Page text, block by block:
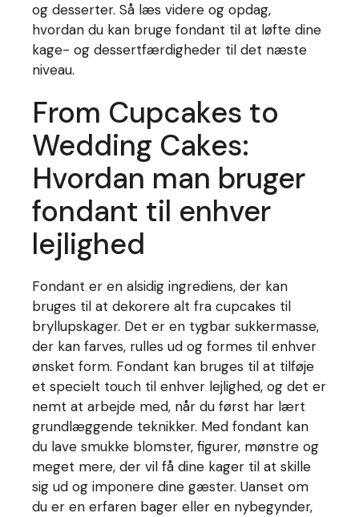
og desserter. Så læs videre og opdag,
hvordan du kan bruge fondant til at løfte dine
kage- og dessertfærdigheder til det næste
niveau.
From Cupcakes to
Wedding Cakes:
Hvordan man bruger
fondant til enhver
lejlighed
Fondant er en alsidig ingrediens, der kan
bruges til at dekorere alt fra cupcakes til
bryllupskager. Det er en tygbar sukkermasse,
der kan farves, rulles ud og formes til enhver
ønsket form. Fondant kan bruges til at tilføje
et specielt touch til enhver lejlighed, og det er
nemt at arbejde med, når du først har lært
grundlæggende teknikker. Med fondant kan
du lave smukke blomster, figurer, mønstre og
meget mere, der vil få dine kager til at skille
sig ud og imponere dine gæster. Uanset om
du er en erfaren bager eller en nybegynder,